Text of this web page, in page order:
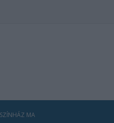
SZÍNHÁZ MA